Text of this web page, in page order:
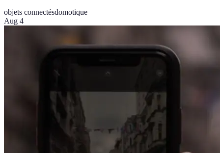
objets connectésdomotique
Aug 4